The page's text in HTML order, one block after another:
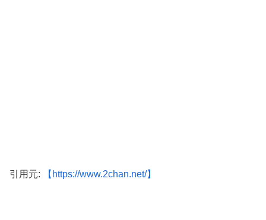
引用元: 【https://www.2chan.net/】